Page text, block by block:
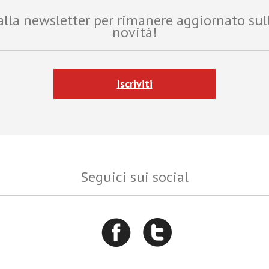
newsletter per rimanere aggiornato
novità!
Iscriviti
Seguici sui social